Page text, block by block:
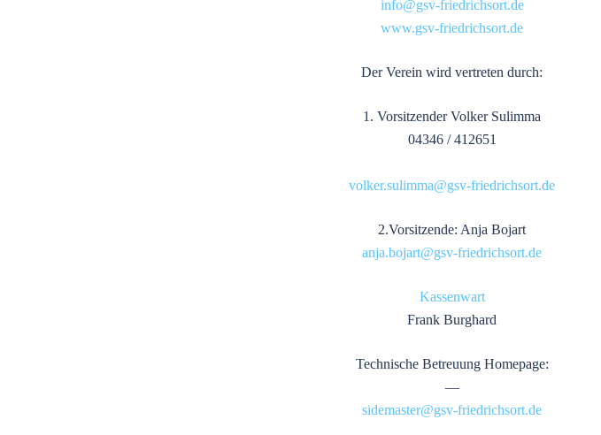
info@gsv-friedrichsort.de
www.gsv-friedrichsort.de
Der Verein wird vertreten durch:
1. Vorsitzender Volker Sulimma
04346 / 412651
volker.sulimma@gsv-friedrichsort.de
2.Vorsitzende: Anja Bojart
anja.bojart@gsv-friedrichsort.de
Kassenwart
Frank Burghard
Technische Betreuung Homepage:
—
sidemaster@gsv-friedrichsort.de